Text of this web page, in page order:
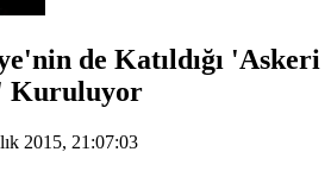
de Katıldığı 'Askeri
Kuruluyor
2015, 21:07:03